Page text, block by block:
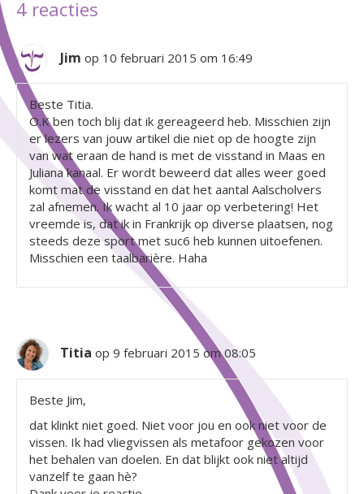
4 reacties
Jim op 10 februari 2015 om 16:49
Beste Titia.
O.K ben toch blij dat ik gereageerd heb. Misschien zijn
er lezers van jouw artikel die niet op de hoogte zijn
van wat eraan de hand is met de visstand in Maas en
Juliana kanaal. Er wordt beweerd dat alles weer goed
komt mat de visstand en dat het aantal Aalscholvers
zal afnemen. Ik wacht al 10 jaar op verbetering! Het
vreemde is, dat ik in Frankrijk op diverse plaatsen, nog
steeds deze sport met suc6 heb kunnen uitoefenen.
Misschien een taalbarière. Haha
Titia op 9 februari 2015 om 08:05
Beste Jim,
dat klinkt niet goed. Niet voor jou en ook niet voor de
vissen. Ik had vliegvissen als metafoor gekozen voor
het behalen van doelen. En dat blijkt ook niet altijd
vanzelf te gaan hè?